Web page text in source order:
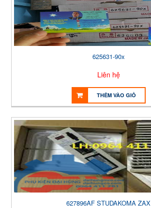
625631-90x
Liên hệ
THÊM VÀO GIỎ
627896AF STUDAKOMA ZAX